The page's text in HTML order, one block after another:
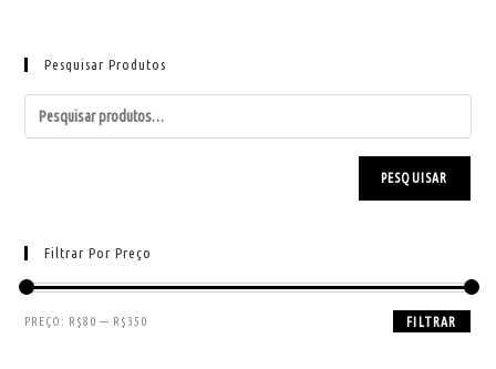
Pesquisar Produtos
PESQUISAR
Filtrar Por Preço
FILTRAR
PREÇO: R$80 — R$350